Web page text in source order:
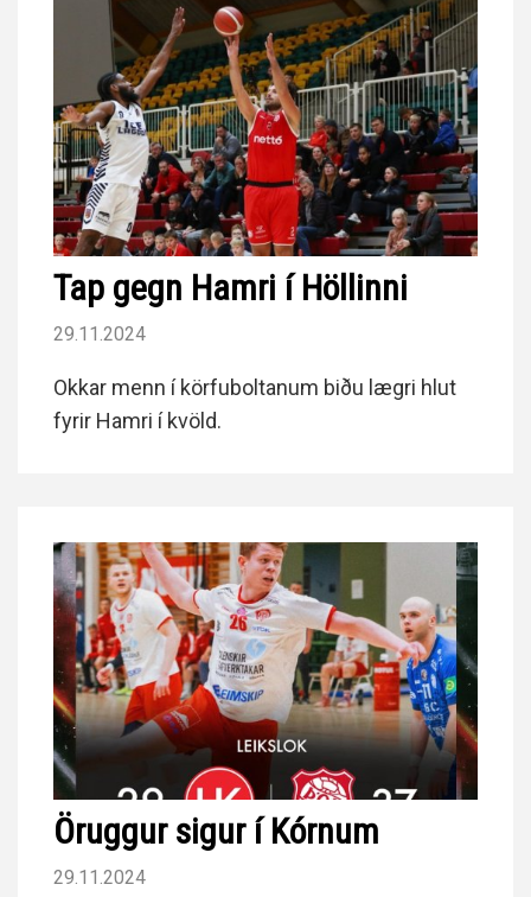
Tap gegn Hamri í Höllinni
29.11.2024
Okkar menn í körfuboltanum biðu lægri hlut
fyrir Hamri í kvöld.
Öruggur sigur í Kórnum
29.11.2024